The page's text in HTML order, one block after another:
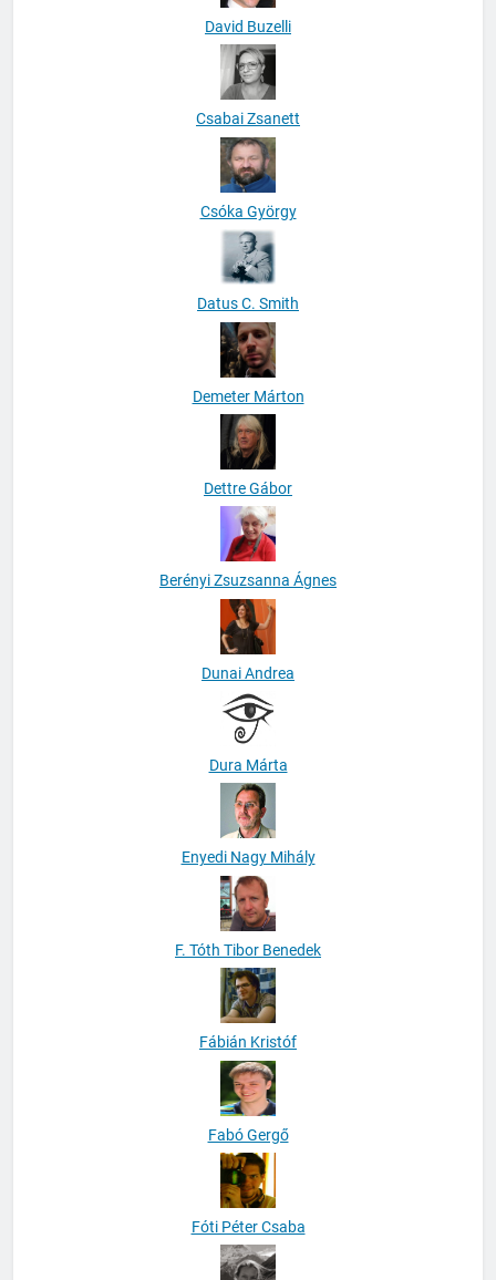
David Buzelli
Csabai Zsanett
Csóka György
Datus C. Smith
Demeter Márton
Dettre Gábor
Berényi Zsuzsanna Ágnes
Dunai Andrea
Dura Márta
Enyedi Nagy Mihály
F. Tóth Tibor Benedek
Fábián Kristóf
Fabó Gergő
Fóti Péter Csaba